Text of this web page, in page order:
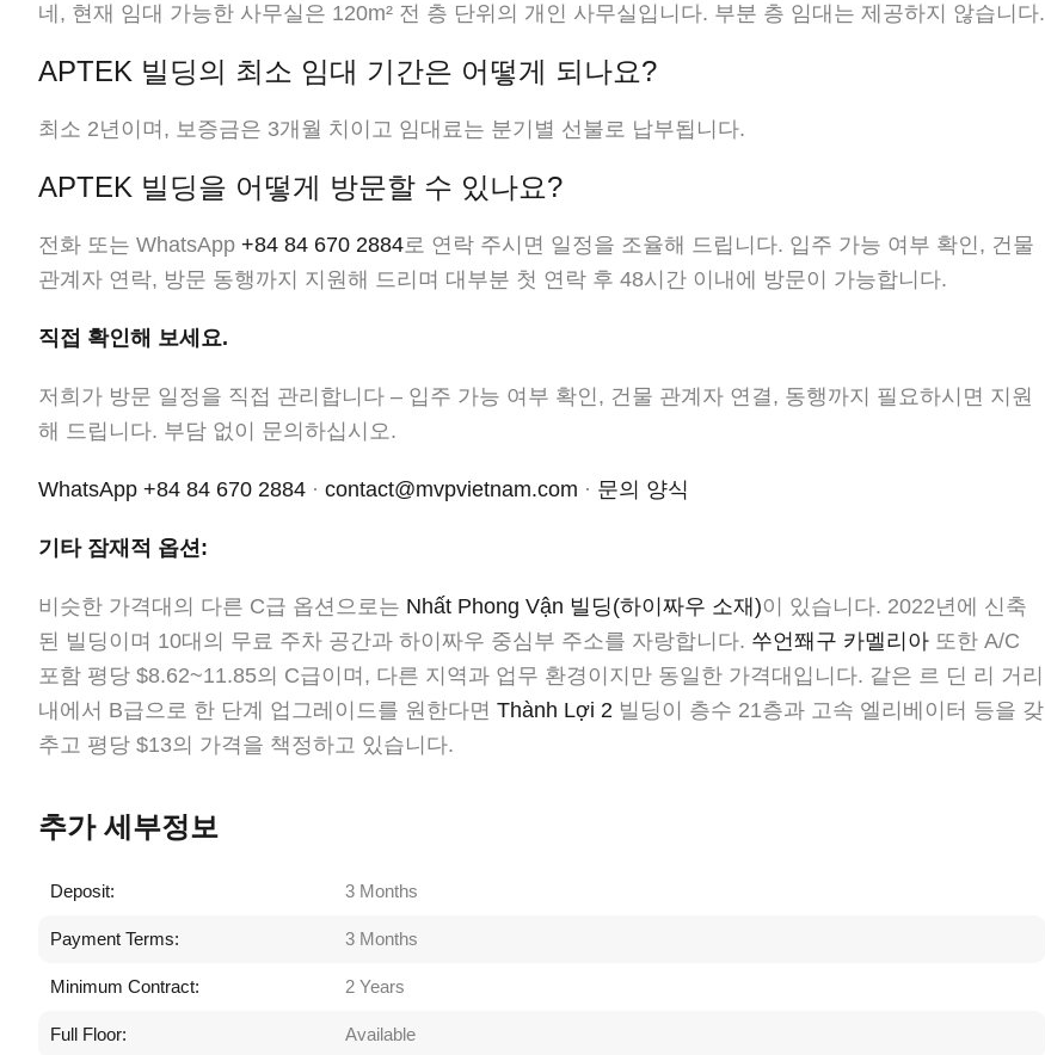
네, 현재 임대 가능한 사무실은 120m² 전 층 단위의 개인 사무실입니다. 부분 층 임대는 제공하지 않습니다.
APTEK 빌딩의 최소 임대 기간은 어떻게 되나요?
최소 2년이며, 보증금은 3개월 치이고 임대료는 분기별 선불로 납부됩니다.
APTEK 빌딩을 어떻게 방문할 수 있나요?
전화 또는 WhatsApp +84 84 670 2884로 연락 주시면 일정을 조율해 드립니다. 입주 가능 여부 확인, 건물
관계자 연락, 방문 동행까지 지원해 드리며 대부분 첫 연락 후 48시간 이내에 방문이 가능합니다.
직접 확인해 보세요.
저희가 방문 일정을 직접 관리합니다 – 입주 가능 여부 확인, 건물 관계자 연결, 동행까지 필요하시면 지원
해 드립니다. 부담 없이 문의하십시오.
WhatsApp +84 84 670 2884 · contact@mvpvietnam.com · 문의 양식
기타 잠재적 옵션:
비슷한 가격대의 다른 C급 옵션으로는 Nhất Phong Vận 빌딩(하이짜우 소재)이 있습니다. 2022년에 신축
된 빌딩이며 10대의 무료 주차 공간과 하이짜우 중심부 주소를 자랑합니다. 쑤언쫴구 카멜리아 또한 A/C
포함 평당 $8.62~11.85의 C급이며, 다른 지역과 업무 환경이지만 동일한 가격대입니다. 같은 르 딘 리 거리
내에서 B급으로 한 단계 업그레이드를 원한다면 Thành Lợi 2 빌딩이 층수 21층과 고속 엘리베이터 등을 갖
추고 평당 $13의 가격을 책정하고 있습니다.
추가 세부정보
Deposit: 3 Months
Payment Terms: 3 Months
Minimum Contract: 2 Years
Full Floor: Available